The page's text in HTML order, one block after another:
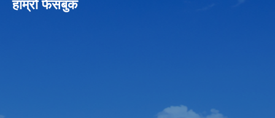
हाम्रो फेसबुक